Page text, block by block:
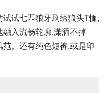
试七匹狼牙刷绣狼头T恤,
入流畅轮廓,潇洒不掉
。还有纯色短裤,或是印